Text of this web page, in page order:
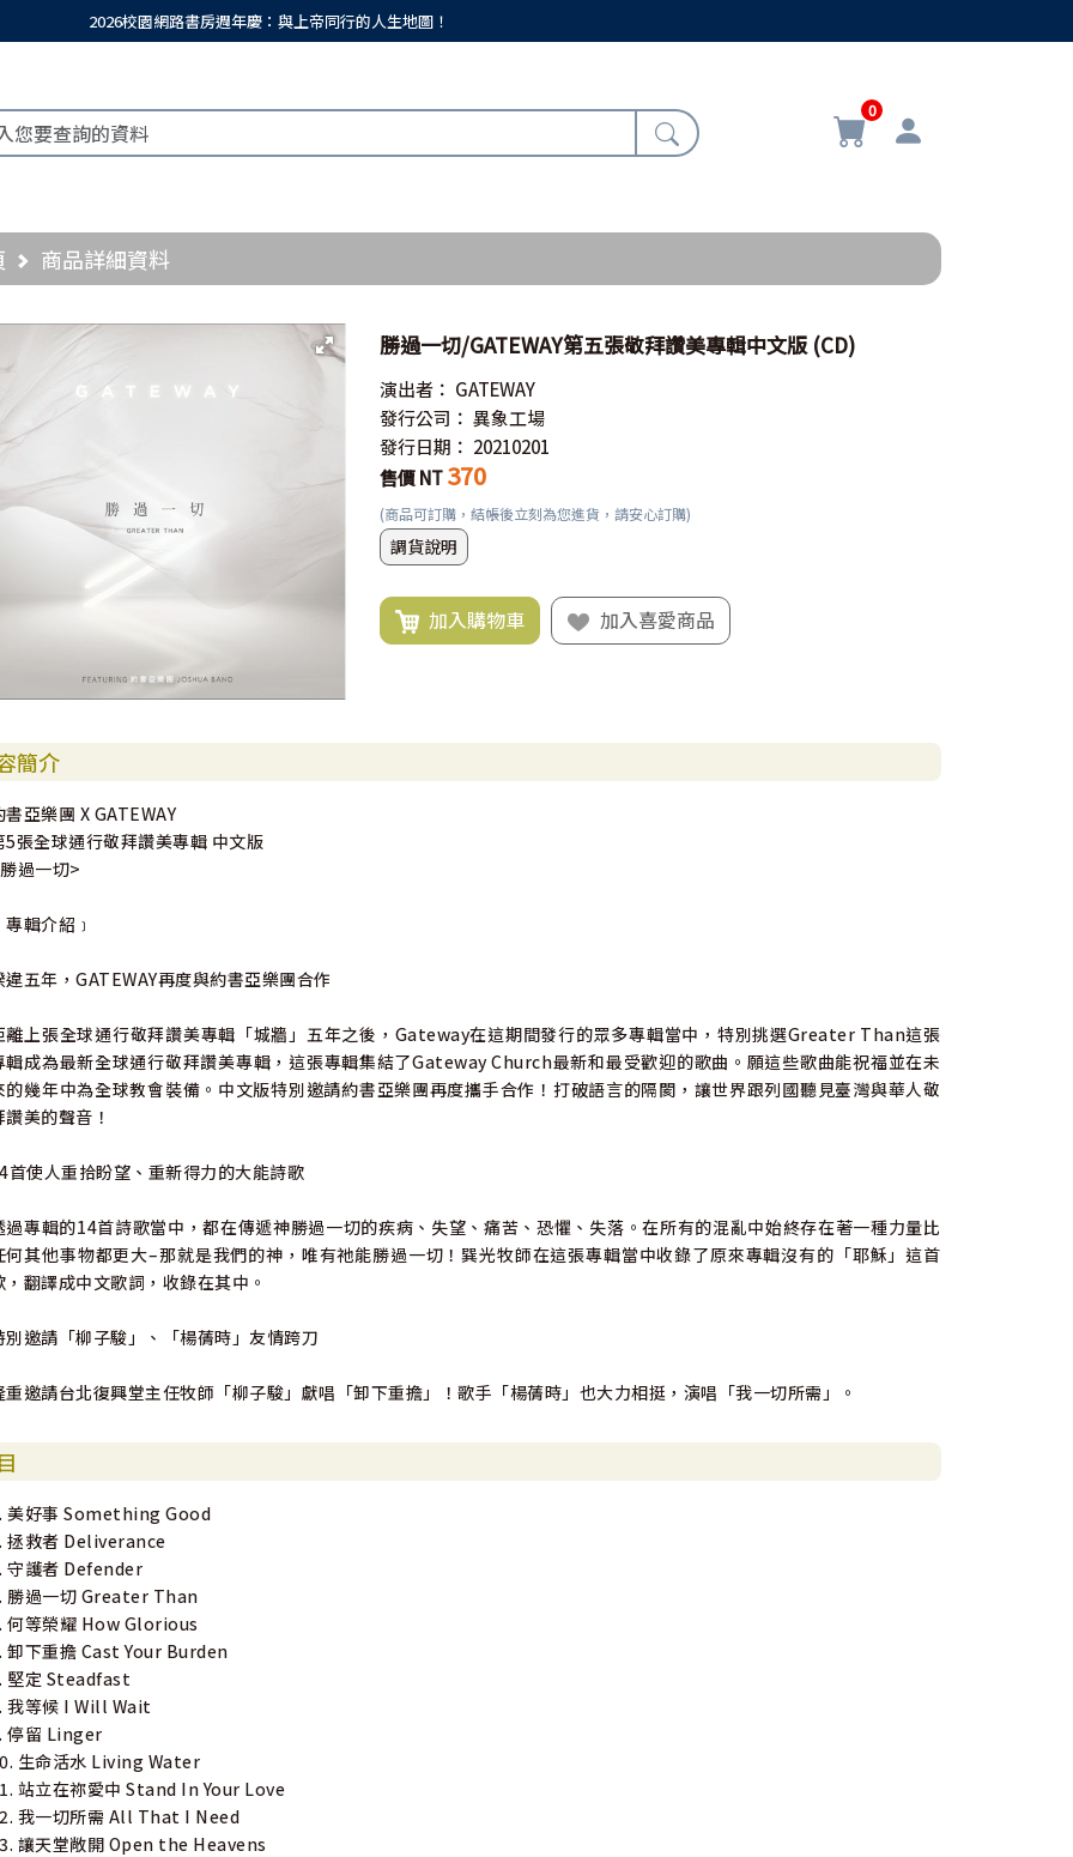
2026校園網路書房週年慶：與上帝同行的人生地圖！
0
商品詳細資料
勝過一切/GATEWAY第五張敬拜讚美專輯中文版 (CD)
演出者： GATEWAY
發行公司：異象工場
發行日期： 20210201
售價 NT370
(商品可訂購，結帳後立刻為您進貨，請安心訂購)
調貨說明
加入購物車 加入喜愛商品
簡介
書亞樂團 X GATEWAY
5張全球通行敬拜讚美專輯 中文版
過一切>
專輯介紹﹞
違五年，GATEWAY再度與約書亞樂團合作
離上張全球通行敬拜讚美專輯「城牆」五年之後，Gateway在這期間發行的眾多專輯當中，特別挑選Greater Than這張
輯成為最新全球通行敬拜讚美專輯，這張專輯集結了Gateway Church最新和最受歡迎的歌曲。願這些歌曲能祝福並在未
的幾年中為全球教會裝備。中文版特別邀請約書亞樂團再度攜手合作！打破語言的隔閡，讓世界跟列國聽見臺灣與華人敬
讚美的聲音！
首使人重拾盼望、重新得力的大能詩歌
過專輯的14首詩歌當中，都在傳遞神勝過一切的疾病、失望、痛苦、恐懼、失落。在所有的混亂中始終存在著一種力量比
何其他事物都更大–那就是我們的神，唯有祂能勝過一切！巽光牧師在這張專輯當中收錄了原來專輯沒有的「耶穌」這首
，翻譯成中文歌詞，收錄在其中。
別邀請「柳子駿」、「楊蒨時」友情跨刀
重邀請台北復興堂主任牧師「柳子駿」獻唱「卸下重擔」！歌手「楊蒨時」也大力相挺，演唱「我一切所需」。
美好事 Something Good
拯救者 Deliverance
守護者 Defender
勝過一切 Greater Than
何等榮耀 How Glorious
卸下重擔 Cast Your Burden
堅定 Steadfast
我等候 I Will Wait
停留 Linger
生命活水 Living Water
站立在祢愛中 Stand In Your Love
我一切所需 All That I Need
讓天堂敞開 Open the Heavens